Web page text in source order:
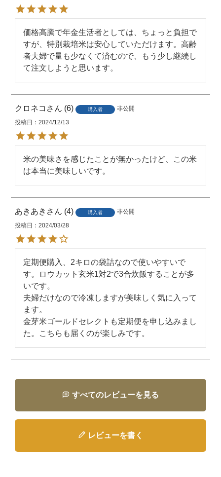
保存方法
密閉できる容器に入れて、冷暗所
（冷蔵庫など）に保存してくださ
い。
販売者 東洋ライス株式会社
JANコード 4560261663650
備考
価格高騰で年金生活者としては、ちょっと負担で
すが、特別栽培米は安心していただけます。高齢
者夫婦で量も少なくて済むので、もう少し継続し
て注文しようと思います。
クロネコ 6 購入者
非公開
投稿日
2024/12/13
米の美味さを感じたことが無かったけど、この米
は本当に美味しいです。
あきあき 4 購入者
非公開
投稿日
2024/03/28
定期便購入、2キロの袋詰なので使いやすいで
す。ロウカット玄米1対2で3合炊飯することが多
いです。
夫婦だけなので冷凍しますが美味しく気に入って
ます。
金芽米ゴールドセレクトも定期便を申し込みまし
た。こちらも届くのが楽しみです。
すべてのレビューを見る
レビューを書く